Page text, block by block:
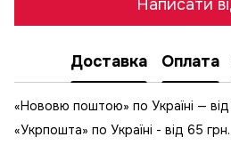
Написати
Доставка Оплата
«Нововю поштою» по Україні —
«Укрпошта» по Україні - від 65 грн.